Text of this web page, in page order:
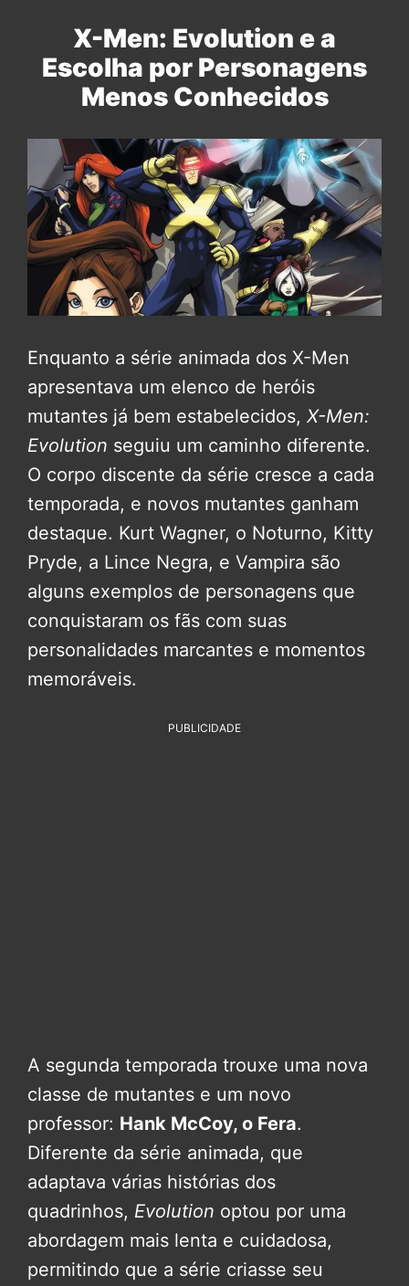
X-Men: Evolution e a
Escolha por Personagens
Menos Conhecidos
Enquanto a série animada dos X-Men
apresentava um elenco de heróis
mutantes já bem estabelecidos, X-Men:
Evolution seguiu um caminho diferente.
O corpo discente da série cresce a cada
temporada, e novos mutantes ganham
destaque. Kurt Wagner, o Noturno, Kitty
Pryde, a Lince Negra, e Vampira são
alguns exemplos de personagens que
conquistaram os fãs com suas
personalidades marcantes e momentos
memoráveis.
PUBLICIDADE
A segunda temporada trouxe uma nova
classe de mutantes e um novo
professor: Hank McCoy, o Fera.
Diferente da série animada, que
adaptava várias histórias dos
quadrinhos, Evolution optou por uma
abordagem mais lenta e cuidadosa,
permitindo que a série criasse seu